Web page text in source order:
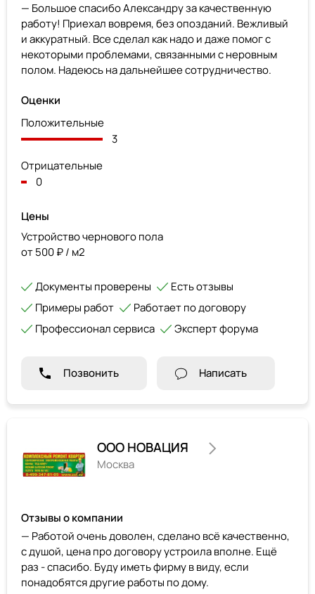
— Большое спасибо Александру за качественную
работу! Приехал вовремя, без опозданий. Вежливый
и аккуратный. Все сделал как надо и даже помог с
некоторыми проблемами, связанными с неровным
полом. Надеюсь на дальнейшее сотрудничество.
Оценки
Положительные
3
Отрицательные
0
Цены
Устройство чернового пола
от 500 ₽ / м2
Документы проверены
Есть отзывы
Примеры работ
Работает по договору
Профессионал сервиса
Эксперт форума
Позвонить Написать
ООО НОВАЦИЯ
Москва
Отзывы о компании
— Работой очень доволен, сделано всё качественно,
с душой, цена про договору устроила вполне. Ещё
раз - спасибо. Буду иметь фирму в виду, если
понадобятся другие работы по дому.